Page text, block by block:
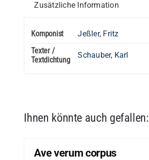
Zusätzliche Information
Komponist
Jeßler, Fritz
Texter /
Textdichtung
Schauber, Karl
Ihnen könnte auch gefallen:
Ave verum corpus